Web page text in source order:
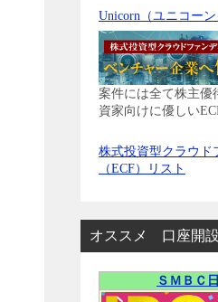
Unicorn（ユニコーン
案件には全て株主優
資家向けに優しい
株式投資型クラウド
（ECF）リスト
オススメ 口座開設
ＳＭＢＣ